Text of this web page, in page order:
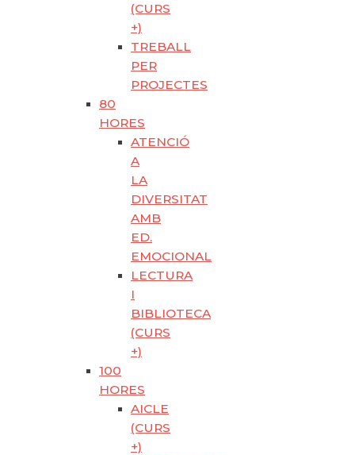
(CURS
+)
TREBALL
PER
PROJECTES
80
HORES
ATENCIÓ
A
LA
DIVERSITAT
AMB
ED.
EMOCIONAL
LECTURA
I
BIBLIOTECA
(CURS
+)
100
HORES
AICLE
(CURS
+)